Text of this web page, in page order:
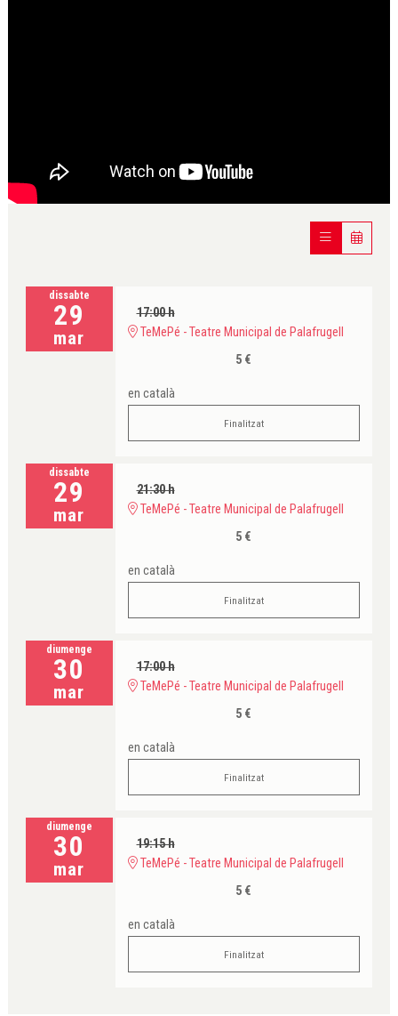
dissabte
29
mar
17:00 h
TeMePé - Teatre Municipal de Palafrugell
5 €
en català
Finalitzat
dissabte
29
mar
21:30 h
TeMePé - Teatre Municipal de Palafrugell
5 €
en català
Finalitzat
diumenge
30
mar
17:00 h
TeMePé - Teatre Municipal de Palafrugell
5 €
en català
Finalitzat
diumenge
30
mar
19:15 h
TeMePé - Teatre Municipal de Palafrugell
5 €
en català
Finalitzat